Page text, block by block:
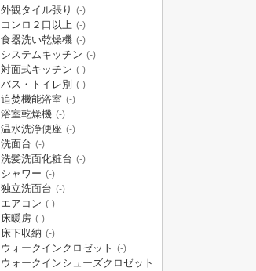
外観タイル張り (-)
コンロ２口以上 (-)
食器洗い乾燥機 (-)
システムキッチン (-)
対面式キッチン (-)
バス・トイレ別 (-)
追焚機能浴室 (-)
浴室乾燥機 (-)
温水洗浄便座 (-)
洗面台 (-)
洗髪洗面化粧台 (-)
シャワー (-)
独立洗面台 (-)
エアコン (-)
床暖房 (-)
床下収納 (-)
ウォークインクロゼット (-)
ウォークインシューズクロゼット